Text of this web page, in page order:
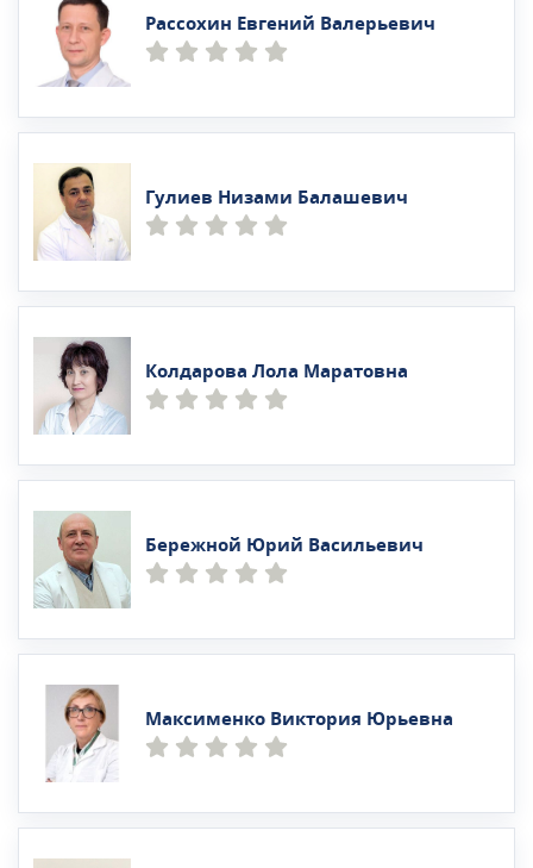
Рассохин Евгений Валерьевич
Гулиев Низами Балашевич
Колдарова Лола Маратовна
Бережной Юрий Васильевич
Максименко Виктория Юрьевна